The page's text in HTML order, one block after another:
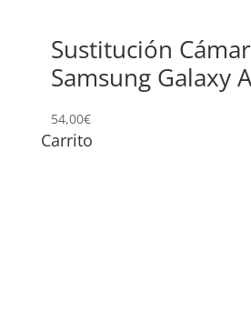
Sustitución
Samsung Galaxy
54,00€
Carrito